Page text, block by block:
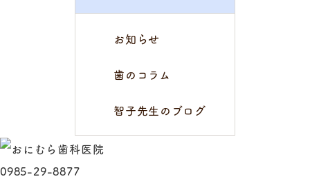
お知らせ
歯のコラム
智子先生のブログ
0985-29-8877